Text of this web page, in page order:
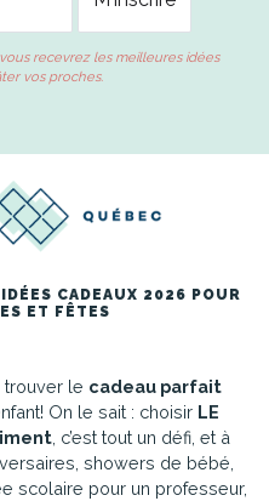
recevrez les meilleures idées
vos proches.
CADEAUX 2026 POUR
ET FÊTES
trouver le cadeau parfait
On le sait : choisir LE
, c’est tout un défi, et à
showers de bébé,
scolaire pour un professeur,